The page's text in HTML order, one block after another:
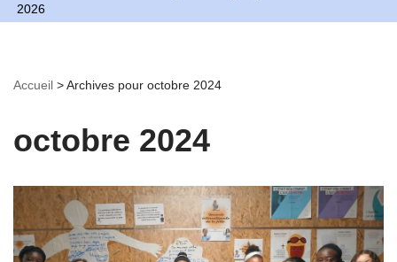
2026
Accueil >Archives pour octobre 2024
octobre 2024